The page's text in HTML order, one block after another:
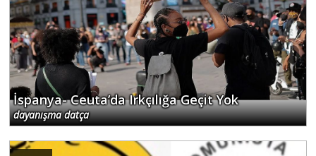
İspanya- Ceuta’da Irkçılığa Geçit Yok
dayanışma datça